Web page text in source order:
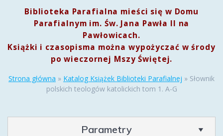
Biblioteka Parafialna mieści się w Domu
Parafialnym im. Św. Jana Pawła II na
Pawłowicach.
Książki i czasopisma można wypożyczać w środy
po wieczornej Mszy Świętej.
Strona główna » Katalog Książek Biblioteki Parafialnej » Słownik
polskich teologów katolickich tom 1. A-G
Parametry